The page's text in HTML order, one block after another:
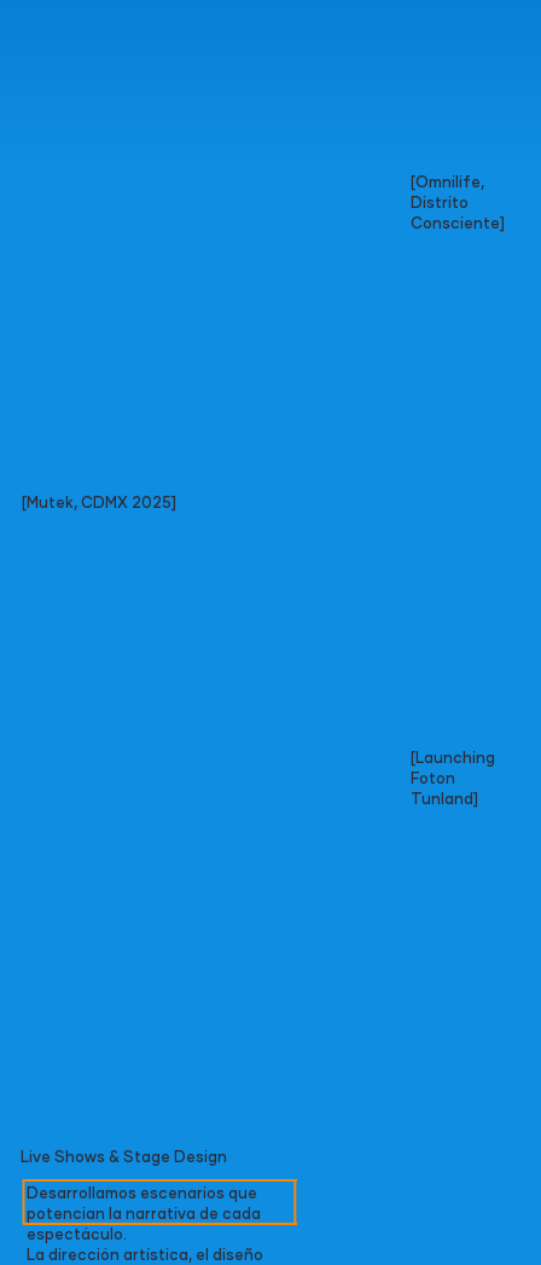
[Omnilife,
Distrito
Consciente]
[Mutek, CDMX 2025]
[Launching
Foton
Tunland]
Live Shows & Stage Design
Desarrollamos escenarios que
potencian la narrativa de cada
espectáculo.
La dirección artística, el diseño